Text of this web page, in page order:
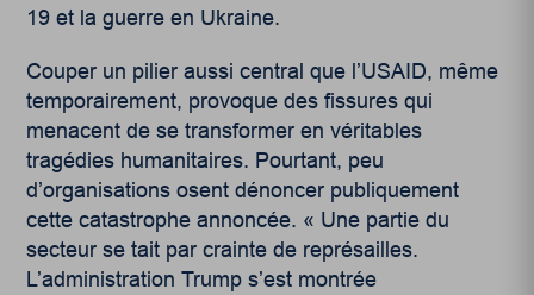
19 et la guerre en Ukraine.
Couper un pilier aussi central que l’USAID, même
temporairement, provoque des fissures qui
menacent de se transformer en véritables
tragédies humanitaires. Pourtant, peu
d’organisations osent dénoncer publiquement
cette catastrophe annoncée. « Une partie du
secteur se tait par crainte de représailles.
L’administration Trump s’est montrée